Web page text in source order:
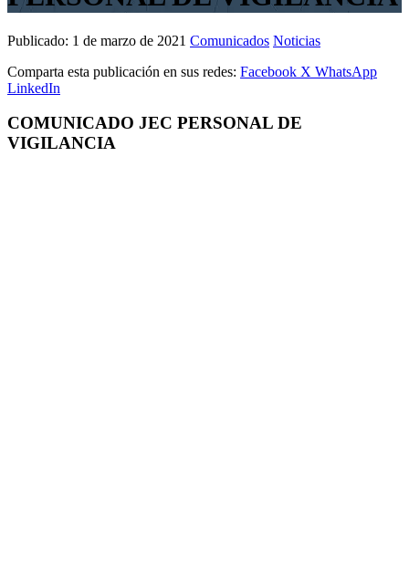
Publicado: 1 de marzo de 2021 Comunicados Noticias
Comparta esta publicación en sus redes: Facebook X WhatsApp
LinkedIn
COMUNICADO JEC PERSONAL DE
VIGILANCIA